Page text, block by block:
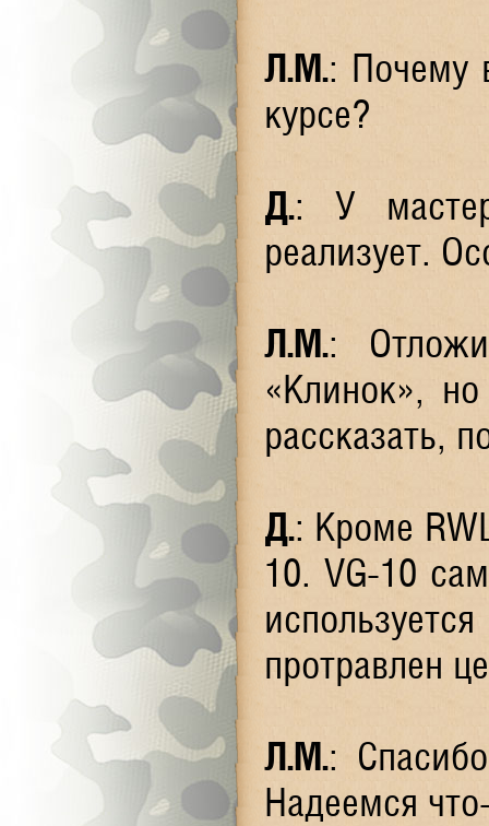
Л.М.: Почему
курсе?
Д.: У
реализует.
Л.М.:
«Клинок»,
рассказать,
Д.: Кроме
10. VG-10
протравлен
Л.М.:
Надеемся